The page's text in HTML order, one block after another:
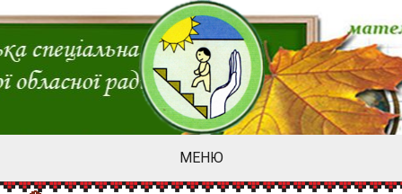
МЕНЮ